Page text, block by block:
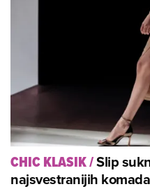
CHIC KLASIK/Slip
najsvestranijih